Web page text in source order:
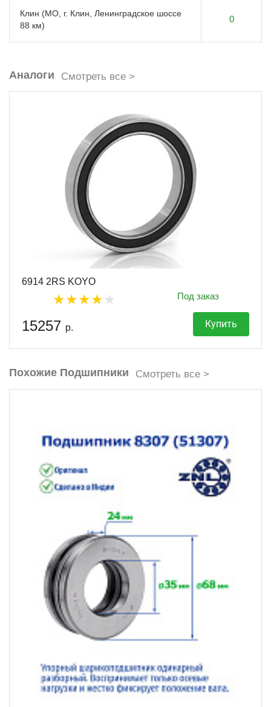
Клин (МО, г. Клин, Ленинградское шоссе
88 км)
0
Аналоги Смотреть все >
6914 2RS KOYO
Под заказ
15257 р. Купить
Похожие Подшипники Смотреть все >